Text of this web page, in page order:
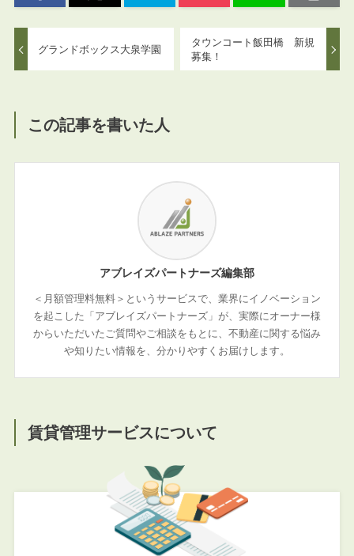
グランドボックス大泉学園
タウンコート飯田橋 新規
募集！
この記事を書いた人
アブレイズパートナーズ編集部
＜月額管理料無料＞というサービスで、業界にイノベーション
を起こした「アブレイズパートナーズ」が、実際にオーナー様
からいただいたご質問やご相談をもとに、不動産に関する悩み
や知りたい情報を、分かりやすくお届けします。
賃貸管理サービスについて